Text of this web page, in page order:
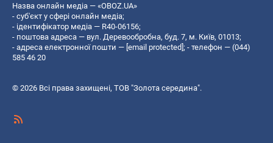
Назва онлайн медіа — «OBOZ.UA»
- суб'єкт у сфері онлайн медіа;
- ідентифікатор медіа — R40-06156;
- поштова адреса — вул. Деревообробна, буд. 7, м. Київ, 01013;
- адреса електронної пошти — [email protected]; - телефон — (044)
585 46 20
© 2026 Всі права захищені, ТОВ "Золота середина".